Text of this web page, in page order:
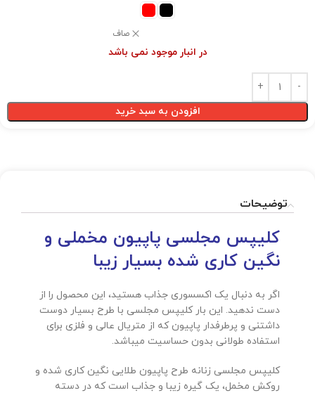
صاف
در انبار موجود نمی باشد
افزودن به سبد خرید
توضیحات
کلیپس مجلسی پاپیون مخملی و
نگین کاری شده بسیار زیبا
اگر به دنبال یک اکسسوری جذاب هستید، این محصول را از
دست ندهید. این بار کلیپس مجلسی با طرح بسیار دوست
داشتنی و پرطرفدار پاپیون که از متریال عالی و فلزی برای
استفاده طولانی بدون حساسیت میباشد.
کلیپس مجلسی زنانه طرح پاپیون طلایی نگین کاری شده و
روکش مخمل، یک گیره زیبا و جذاب است که در دسته